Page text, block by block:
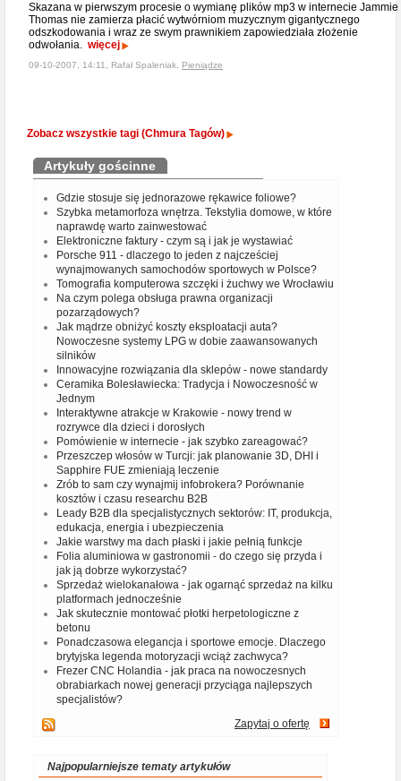
Skazana w pierwszym procesie o wymianę plików mp3 w internecie Jammie
Thomas nie zamierza płacić wytwórniom muzycznym gigantycznego
odszkodowania i wraz ze swym prawnikiem zapowiedziała złożenie
odwołania. więcej
09-10-2007, 14:11, Rafał Spaleniak, Pieniądze
Zobacz wszystkie tagi (Chmura Tagów)
Artykuły gościnne
Gdzie stosuje się jednorazowe rękawice foliowe?
Szybka metamorfoza wnętrza. Tekstylia domowe, w które
naprawdę warto zainwestować
Elektroniczne faktury - czym są i jak je wystawiać
Porsche 911 - dlaczego to jeden z najcześciej
wynajmowanych samochodów sportowych w Polsce?
Tomografia komputerowa szczęki i żuchwy we Wrocławiu
Na czym polega obsługa prawna organizacji
pozarządowych?
Jak mądrze obniżyć koszty eksploatacji auta?
Nowoczesne systemy LPG w dobie zaawansowanych
silników
Innowacyjne rozwiązania dla sklepów - nowe standardy
Ceramika Bolesławiecka: Tradycja i Nowoczesność w
Jednym
Interaktywne atrakcje w Krakowie - nowy trend w
rozrywce dla dzieci i dorosłych
Pomówienie w internecie - jak szybko zareagować?
Przeszczep włosów w Turcji: jak planowanie 3D, DHI i
Sapphire FUE zmieniają leczenie
Zrób to sam czy wynajmij infobrokera? Porównanie
kosztów i czasu researchu B2B
Leady B2B dla specjalistycznych sektorów: IT, produkcja,
edukacja, energia i ubezpieczenia
Jakie warstwy ma dach płaski i jakie pełnią funkcje
Folia aluminiowa w gastronomii - do czego się przyda i
jak ją dobrze wykorzystać?
Sprzedaż wielokanałowa - jak ogarnąć sprzedaż na kilku
platformach jednocześnie
Jak skutecznie montować płotki herpetologiczne z
betonu
Ponadczasowa elegancja i sportowe emocje. Dlaczego
brytyjska legenda motoryzacji wciąż zachwyca?
Frezer CNC Holandia - jak praca na nowoczesnych
obrabiarkach nowej generacji przyciąga najlepszych
specjalistów?
Zapytaj o ofertę
Najpopularniejsze tematy artykułów